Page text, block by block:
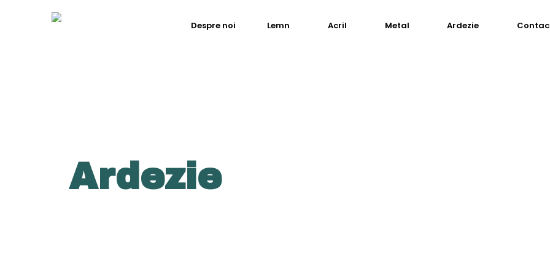
Despre noi Lemn Acril Metal Ardezie
Ardezie